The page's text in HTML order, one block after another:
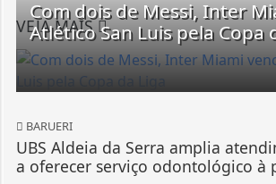
VEJA MAIS
Com dois de Messi, Inter
Atlético San Luis pela Copa
BARUERI
UBS Aldeia da Serra amplia
a oferecer serviço odontológico à